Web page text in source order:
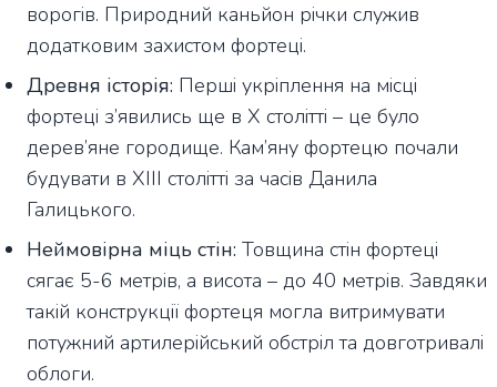
ворогів. Природний каньйон річки служив
додатковим захистом фортеці.
Древня історія: Перші укріплення на місці
фортеці з’явились ще в X столітті – це було
дерев’яне городище. Кам’яну фортецю почали
будувати в XIII столітті за часів Данила
Галицького.
Неймовірна міць стін: Товщина стін фортеці
сягає 5-6 метрів, а висота – до 40 метрів. Завдяки
такій конструкції фортеця могла витримувати
потужний артилерійський обстріл та довготривалі
облоги.